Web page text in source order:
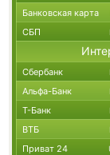
Банковская карта
СБП
Сбербанк
Альфа-Банк
Т-Банк
ВТБ
Приват 24